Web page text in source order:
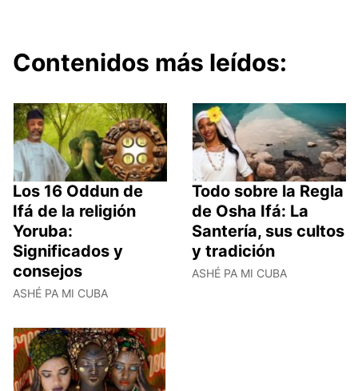
Contenidos más leídos:
Los 16 Oddun de
Ifá de la religión
Yoruba:
Significados y
consejos
ASHÉ PA MI CUBA
Todo sobre la Regla
de Osha Ifá: La
Santería, sus cultos
y tradición
ASHÉ PA MI CUBA